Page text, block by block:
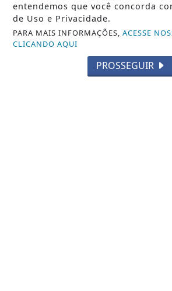
TERMOS DE USO E PRIVACIDADE
FAQ
entendemos que você concorda
de Uso e Privacidade.
PARA MAIS INFORMAÇÕES,ACESSE
CLICANDO AQUI
PROSSEGUIR